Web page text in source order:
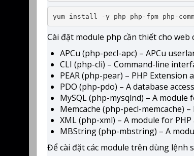
yum install -y php php-fpm php-
Cài đặt module php cần thiết cho
APCu (php-pecl-apc) – APCu
CLI (php-cli) – Command-line
PEAR (php-pear) – PHP
PDO (php-pdo) – A database
MySQL (php-mysqlnd) – A
Memcache (php-pecl-memcache)
XML (php-xml) – A module for
MBString (php-mbstring) – A
Để cài đặt các module trên dùng lệnh